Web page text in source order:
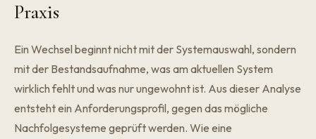
Praxis
Ein Wechsel beginnt nicht mit der Systemauswahl, sondern
mit der Bestandsaufnahme, was am aktuellen System
wirklich fehlt und was nur ungewohnt ist. Aus dieser Analyse
entsteht ein Anforderungsprofil, gegen das mögliche
Nachfolgesysteme geprüft werden. Wie eine